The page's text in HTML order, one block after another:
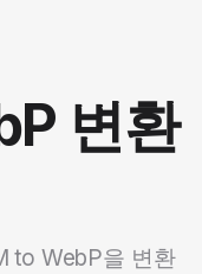
변환
to WebP을 변환